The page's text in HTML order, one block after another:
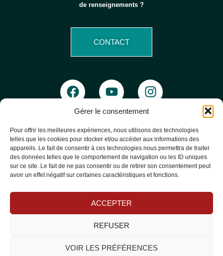
les cookies pour stocker et/ou accéder aux informations des appareils. Le fait
de renseignements ?
CONTACT